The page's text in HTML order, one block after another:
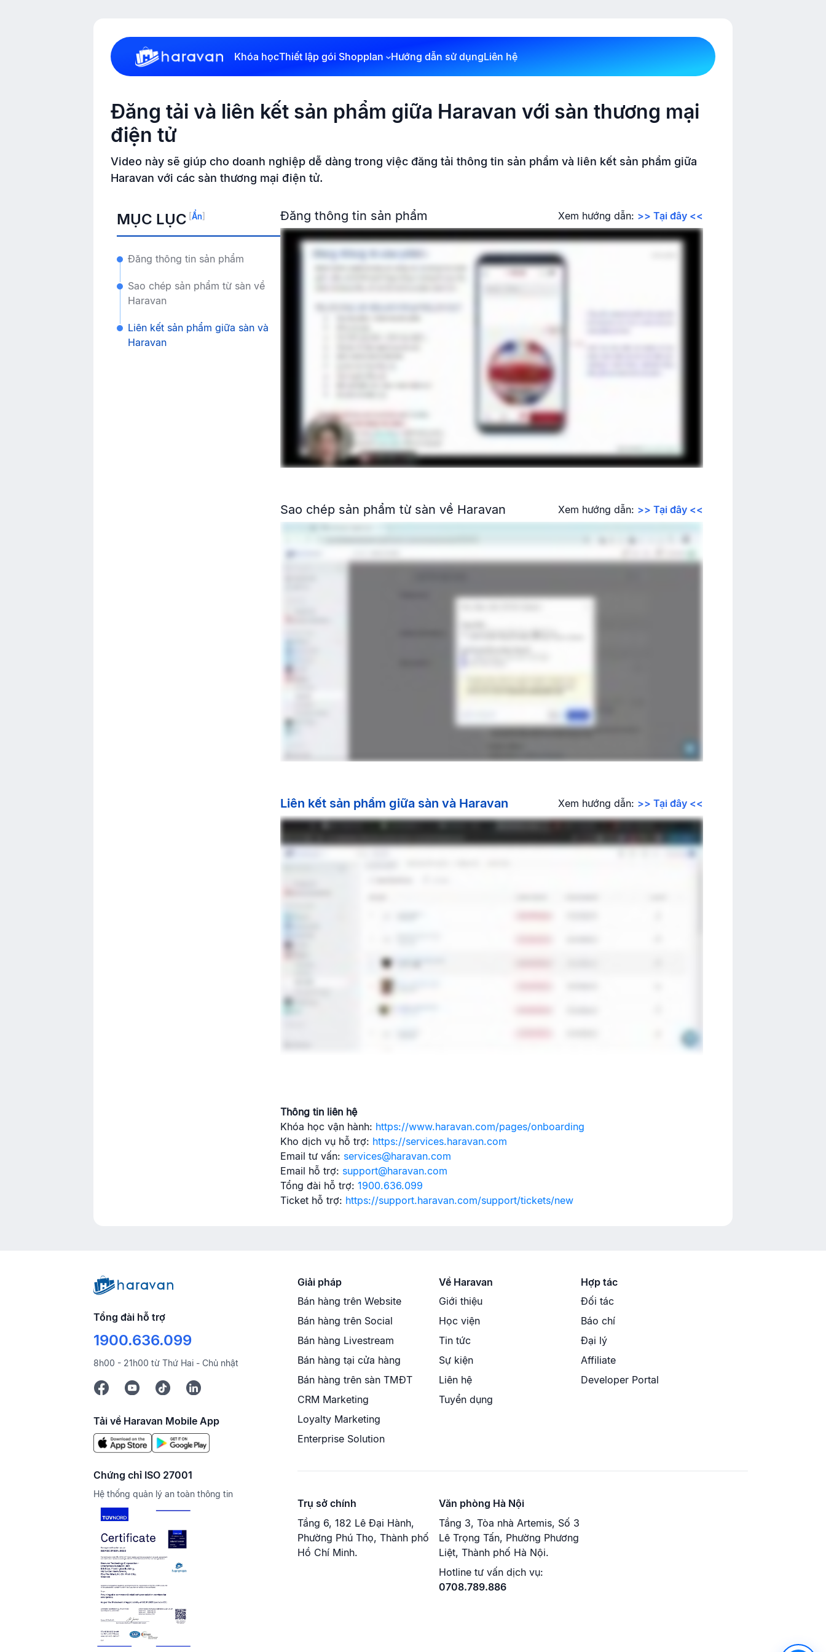
Khóa họcThiết lập gói Shopplan Hướng dẫn sử dụngLiên hệ
Đăng tải và liên kết sản phẩm giữa Haravan với sàn thương mại
điện tử
Video này sẽ giúp cho doanh nghiệp dễ dàng trong việc đăng tải thông tin sản phẩm và liên kết sản phẩm giữa
Haravan với các sàn thương mại điện tử.
MỤC LỤC Ẩn
Đăng thông tin sản phẩm
Sao chép sản phẩm từ sàn về
Haravan
Liên kết sản phẩm giữa sàn và
Haravan
Đăng thông tin sản phẩm Xem hướng dẫn: >> Tại đây <<
Sao chép sản phẩm từ sàn về Haravan Xem hướng dẫn: >> Tại đây <<
Liên kết sản phẩm giữa sàn và Haravan Xem hướng dẫn: >> Tại đây <<
Thông tin liên hệ
Khóa học vận hành: https://www.haravan.com/pages/onboarding
Kho dịch vụ hỗ trợ: https://services.haravan.com
Email tư vấn: services@haravan.com
Email hỗ trợ: support@haravan.com
Tổng đài hỗ trợ: 1900.636.099
Ticket hỗ trợ: https://support.haravan.com/support/tickets/new
Tổng đài hỗ trợ
1900.636.099
8h00 - 21h00 từ Thứ Hai - Chủ nhật
Tải về Haravan Mobile App
Chứng chỉ ISO 27001
Hệ thống quản lý an toàn thông tin
Giải pháp
Bán hàng trên Website
Bán hàng trên Social
Bán hàng Livestream
Bán hàng tại cửa hàng
Bán hàng trên sàn TMĐT
CRM Marketing
Loyalty Marketing
Enterprise Solution
Về Haravan
Giới thiệu
Học viện
Tin tức
Sự kiện
Liên hệ
Tuyển dụng
Hợp tác
Đối tác
Báo chí
Đại lý
Affiliate
Developer Portal
Trụ sở chính
Tầng 6, 182 Lê Đại Hành,
Phường Phú Thọ, Thành phố
Hồ Chí Minh.
Văn phòng Hà Nội
Tầng 3, Tòa nhà Artemis, Số 3
Lê Trọng Tấn, Phường Phương
Liệt, Thành phố Hà Nội.
Hotline tư vấn dịch vụ:
0708.789.886